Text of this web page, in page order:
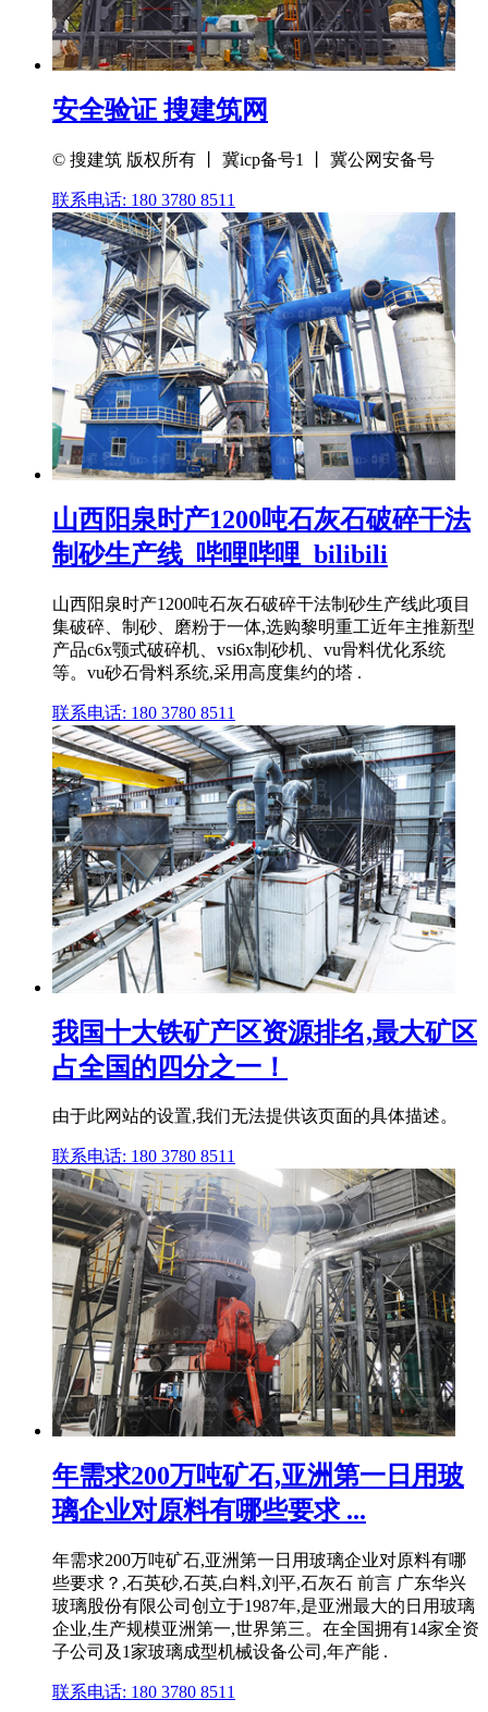
安全验证 搜建筑网
© 搜建筑 版权所有 丨 冀icp备号1 丨 冀公网安备号
联系电话: 180 3780 8511
山西阳泉时产1200吨石灰石破碎干法
制砂生产线_哔哩哔哩_bilibili
山西阳泉时产1200吨石灰石破碎干法制砂生产线此项目
集破碎、制砂、磨粉于一体,选购黎明重工近年主推新型
产品c6x颚式破碎机、vsi6x制砂机、vu骨料优化系统
等。vu砂石骨料系统,采用高度集约的塔 .
联系电话: 180 3780 8511
我国十大铁矿产区资源排名,最大矿区
占全国的四分之一！
由于此网站的设置,我们无法提供该页面的具体描述。
联系电话: 180 3780 8511
年需求200万吨矿石,亚洲第一日用玻
璃企业对原料有哪些要求 ...
年需求200万吨矿石,亚洲第一日用玻璃企业对原料有哪
些要求？,石英砂,石英,白料,刘平,石灰石 前言 广东华兴
玻璃股份有限公司创立于1987年,是亚洲最大的日用玻璃
企业,生产规模亚洲第一,世界第三。在全国拥有14家全资
子公司及1家玻璃成型机械设备公司,年产能 .
联系电话: 180 3780 8511